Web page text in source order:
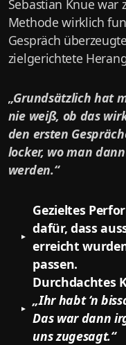
Sebastian Knue war
Methode wirklich
Gespräch
zielgerichtete
„Grundsätzlich hat
nie weiß, ob das
den ersten
locker, wo man
werden.“
Gezieltes
dafür, dass
erreicht
passen.
Durchdachtes
„Ihr habt ‘n
Das war dann
uns zugesagt.“